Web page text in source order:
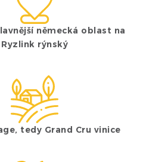
německá oblast na
Ryzlink rýnský
tedy Grand Cru vinice